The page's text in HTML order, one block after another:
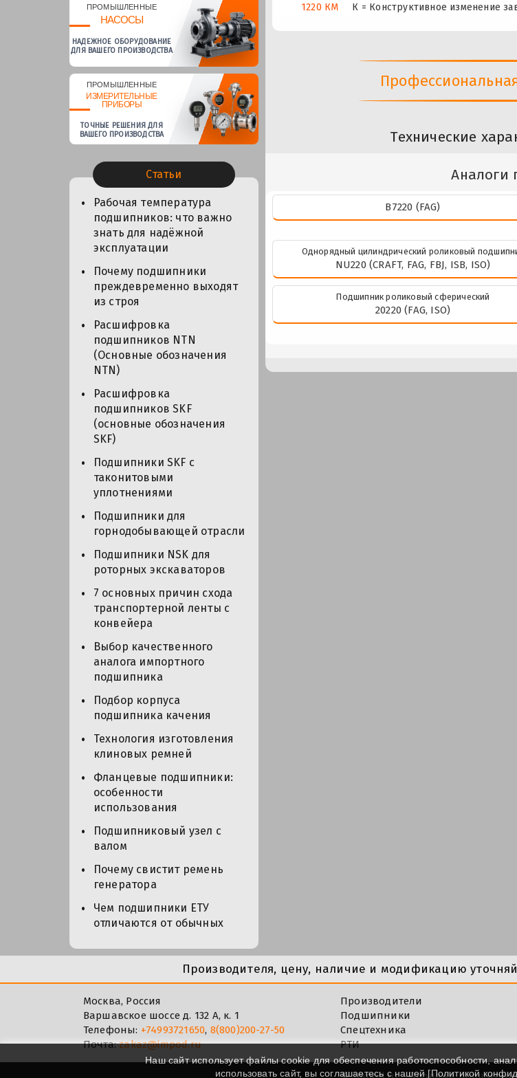
ПРОМЫШЛЕННЫЕ
НАСОСЫ
НАДЕЖНОЕ ОБОРУДОВАНИЕ
ДЛЯ ВАШЕГО ПРОИЗВОДСТВА
ПРОМЫШЛЕННЫЕ
ИЗМЕРИТЕЛЬНЫЕ
ПРИБОРЫ
ТОЧНЫЕ РЕШЕНИЯ ДЛЯ
ВАШЕГО ПРОИЗВОДСТВА
Статьи
Рабочая температура
подшипников: что важно
знать для надёжной
эксплуатации
Почему подшипники
преждевременно выходят
из строя
Расшифровка
подшипников NTN
(Основные обозначения
NTN)
Расшифровка
подшипников SKF
(основные обозначения
SKF)
Подшипники SKF с
таконитовыми
уплотнениями
Подшипники для
горнодобывающей отрасли
Подшипники NSK для
роторных экскаваторов
7 основных причин схода
транспортерной ленты с
конвейера
Выбор качественного
аналога импортного
подшипника
Подбор корпуса
подшипника качения
Технология изготовления
клиновых ремней
Фланцевые подшипники:
особенности
использования
Подшипниковый узел с
валом
Почему свистит ремень
генератора
Чем подшипники ЕТУ
отличаются от обычных
1220 КМ
К = Конструктивное изменение
Технические
Аналоги
B7220 (FAG)
Однорядный цилиндрический роликовый
NU220 (CRAFT, FAG, FBJ, ISB, ISO)
Подшипник роликовый сферический
20220 (FAG, ISO)
Производителя, цену, наличие и модификацию
Москва, Россия
Варшавское шоссе д. 132 А, к. 1
Телефоны: +74993721650, 8(800)200-27-50
Почта:zakaz@impod.ru
Производители
Подшипники
Спецтехника
РТИ
Наш сайт использует файлы cookie для обеспечения работоспособности,
использовать сайт, вы соглашаетесь с нашей [Политикой